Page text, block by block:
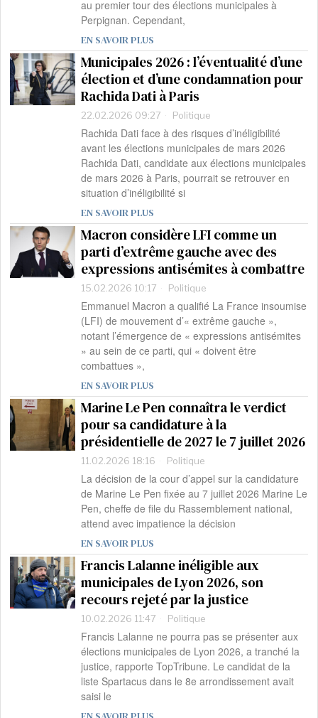
au premier tour des élections municipales à
Perpignan. Cependant,
EN SAVOIR PLUS
Municipales 2026 : l’éventualité d’une
élection et d’une condamnation pour
Rachida Dati à Paris
22.02.2026 09:27 Politique
Rachida Dati face à des risques d’inéligibilité
avant les élections municipales de mars 2026
Rachida Dati, candidate aux élections municipales
de mars 2026 à Paris, pourrait se retrouver en
situation d’inéligibilité si
EN SAVOIR PLUS
Macron considère LFI comme un
parti d’extrême gauche avec des
expressions antisémites à combattre
15.02.2026 10:17 Politique
Emmanuel Macron a qualifié La France insoumise
(LFI) de mouvement d’« extrême gauche »,
notant l’émergence de « expressions antisémites
» au sein de ce parti, qui « doivent être
combattues »,
EN SAVOIR PLUS
Marine Le Pen connaîtra le verdict
pour sa candidature à la
présidentielle de 2027 le 7 juillet 2026
11.02.2026 18:16 Politique
La décision de la cour d’appel sur la candidature
de Marine Le Pen fixée au 7 juillet 2026 Marine Le
Pen, cheffe de file du Rassemblement national,
attend avec impatience la décision
EN SAVOIR PLUS
Francis Lalanne inéligible aux
municipales de Lyon 2026, son
recours rejeté par la justice
10.02.2026 11:47 Politique
Francis Lalanne ne pourra pas se présenter aux
élections municipales de Lyon 2026, a tranché la
justice, rapporte TopTribune. Le candidat de la
liste Spartacus dans le 8e arrondissement avait
saisi le